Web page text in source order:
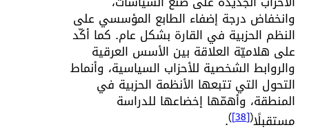
وانخفاض درجة إضفاء الطابع المؤسسي على
النظم الحزبية في القارة بشكل عام. كما أكّد
على هلاميّة العلاقة بين الأسس العرقية
والروابط الشخصية للأحزاب السياسية، وأنماط
التحول التي تتبعها الأنظمة الحزبية في
المنطقة، وأهمّها إخضاعها للدراسة
مستقبلًا(
[38]
)
.